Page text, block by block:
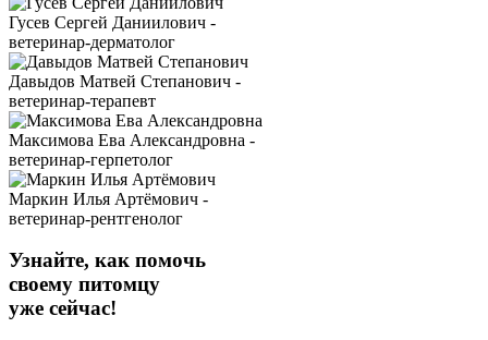
Гусев Сергей Даниилович -
ветеринар-дерматолог
Давыдов Матвей Степанович -
ветеринар-терапевт
Максимова Ева Александровна -
ветеринар-герпетолог
Маркин Илья Артёмович -
ветеринар-рентгенолог
Узнайте, как помочь
своему питомцу
уже сейчас!